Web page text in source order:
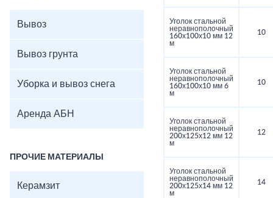
Вывоз
Вывоз грунта
Уборка и вывоз снега
Аренда АБН
ПРОЧИЕ МАТЕРИАЛЫ
Керамзит
Уголок стальной
неравнополочный
160х100х10 мм 12
м
10
Уголок стальной
неравнополочный
160х100х10 мм 6
м
10
Уголок стальной
неравнополочный
200х125х12 мм 12
м
12
Уголок стальной
неравнополочный
200х125х14 мм 12
м
14